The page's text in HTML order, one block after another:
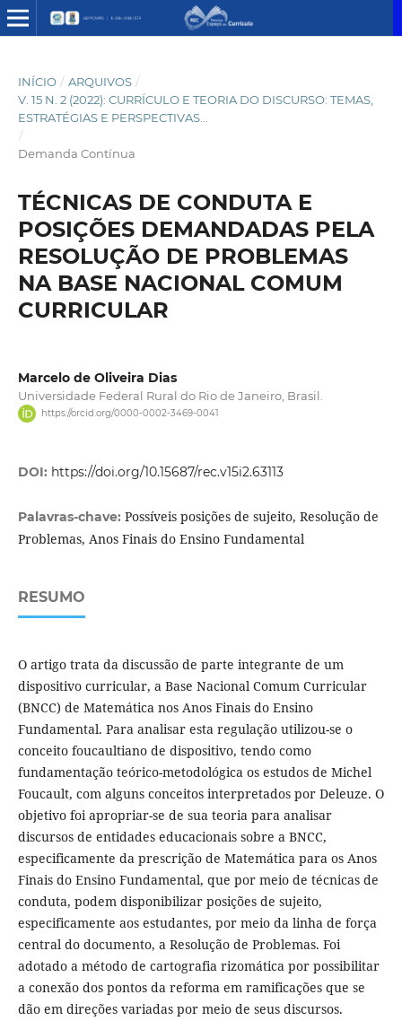
INÍCIO / ARQUIVOS /
V. 15 N. 2 (2022): CURRÍCULO E TEORIA DO DISCURSO: TEMAS,
ESTRATÉGIAS E PERSPECTIVAS...
/
Demanda Contínua
TÉCNICAS DE CONDUTA E
POSIÇÕES DEMANDADAS PELA
RESOLUÇÃO DE PROBLEMAS
NA BASE NACIONAL COMUM
CURRICULAR
Marcelo de Oliveira Dias
Universidade Federal Rural do Rio de Janeiro, Brasil.
https://orcid.org/0000-0002-3469-0041
DOI: https://doi.org/10.15687/rec.v15i2.63113
Palavras-chave: Possíveis posições de sujeito, Resolução de
Problemas, Anos Finais do Ensino Fundamental
RESUMO
O artigo trata da discussão de parte integrante de um
dispositivo curricular, a Base Nacional Comum Curricular
(BNCC) de Matemática nos Anos Finais do Ensino
Fundamental. Para analisar esta regulação utilizou-se o
conceito foucaultiano de dispositivo, tendo como
fundamentação teórico-metodológica os estudos de Michel
Foucault, com alguns conceitos interpretados por Deleuze. O
objetivo foi apropriar-se de sua teoria para analisar
discursos de entidades educacionais sobre a BNCC,
especificamente da prescrição de Matemática para os Anos
Finais do Ensino Fundamental, que por meio de técnicas de
conduta, podem disponibilizar posições de sujeito,
especificamente aos estudantes, por meio da linha de força
central do documento, a Resolução de Problemas. Foi
adotado a método de cartografia rizomática por possibilitar
a conexão dos pontos da reforma em ramificações que se
dão em direções variadas por meio de seus discursos.